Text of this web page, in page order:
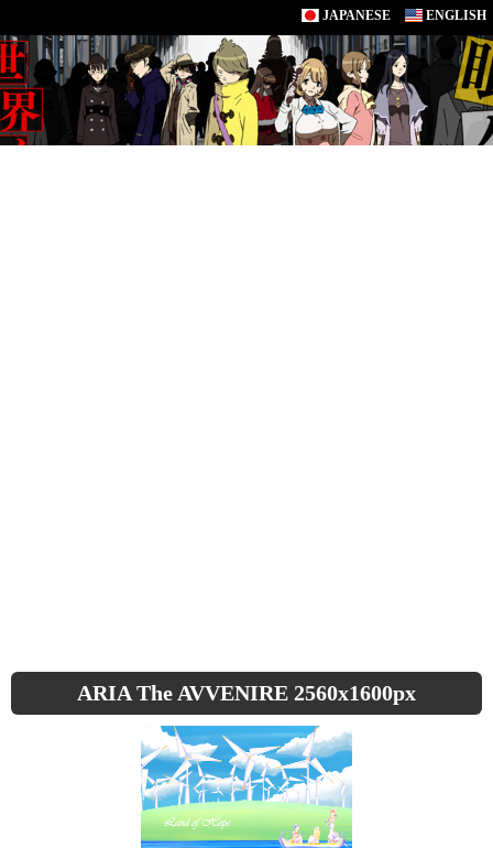
JAPANESE ENGLISH
ARIA The AVVENIRE 2560x1600px